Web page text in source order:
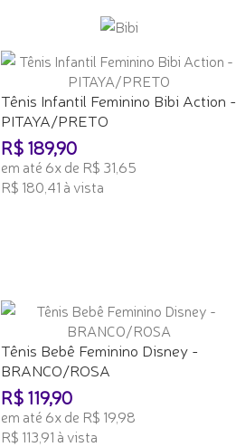
Tênis Infantil Feminino Bibi Action -
PITAYA/PRETO
R$ 189,90
em até 6x de R$ 31,65
R$ 180,41 à vista
Tênis Bebê Feminino Disney -
BRANCO/ROSA
R$ 119,90
em até 6x de R$ 19,98
R$ 113,91 à vista